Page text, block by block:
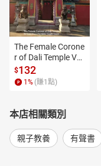
The Female Corone
r of Dali Temple Vo
l.6【有聲書】
$132
1 % (賺1 點)
本店相關類別
親子教養 有聲書